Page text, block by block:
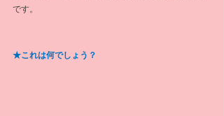
です。
★これは何でしょう？